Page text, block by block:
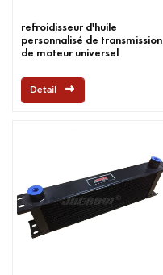
refroidisseur d'huile
personnalisé de transmission
de moteur universel
Detail